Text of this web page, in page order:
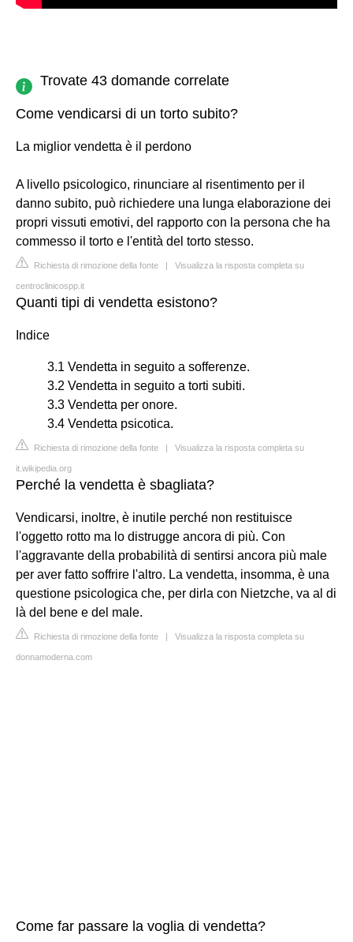
Trovate 43 domande correlate
Come vendicarsi di un torto subito?
La miglior vendetta è il perdono
A livello psicologico, rinunciare al risentimento per il
danno subito, può richiedere una lunga elaborazione dei
propri vissuti emotivi, del rapporto con la persona che ha
commesso il torto e l'entità del torto stesso.
Richiesta di rimozione della fonte | Visualizza la risposta completa su
centroclinicospp.it
Quanti tipi di vendetta esistono?
Indice
3.1 Vendetta in seguito a sofferenze.
3.2 Vendetta in seguito a torti subiti.
3.3 Vendetta per onore.
3.4 Vendetta psicotica.
Richiesta di rimozione della fonte | Visualizza la risposta completa su
it.wikipedia.org
Perché la vendetta è sbagliata?
Vendicarsi, inoltre, è inutile perché non restituisce
l'oggetto rotto ma lo distrugge ancora di più. Con
l'aggravante della probabilità di sentirsi ancora più male
per aver fatto soffrire l'altro. La vendetta, insomma, è una
questione psicologica che, per dirla con Nietzche, va al di
là del bene e del male.
Richiesta di rimozione della fonte | Visualizza la risposta completa su
donnamoderna.com
Come far passare la voglia di vendetta?